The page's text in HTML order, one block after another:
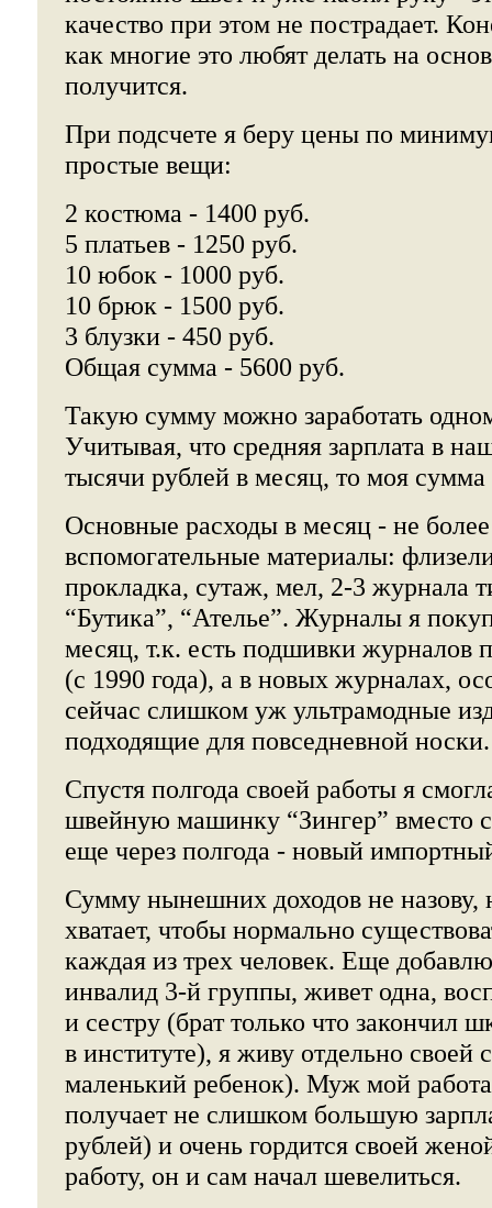
качество при этом не пострадает.
как многие это любят делать на
получится.
При подсчете я беру цены по
простые вещи:
2 костюма - 1400 руб.
5 платьев - 1250 руб.
10 юбок - 1000 руб.
10 брюк - 1500 руб.
3 блузки - 450 руб.
Общая сумма - 5600 руб.
Такую сумму можно заработать
Учитывая, что средняя зарплата в
тысячи рублей в месяц, то моя
Основные расходы в месяц - не
вспомогательные материалы:
прокладка, сутаж, мел, 2-3 журнала
“Бутика”, “Ателье”. Журналы я
месяц, т.к. есть подшивки журналов
(с 1990 года), а в новых журналах,
сейчас слишком уж ультрамодные
подходящие для повседневной носки.
Спустя полгода своей работы я
швейную машинку “Зингер” вместо
еще через полгода - новый
Сумму нынешних доходов не назову,
хватает, чтобы нормально
каждая из трех человек. Еще
инвалид 3-й группы, живет одна,
и сестру (брат только что закончил
в институте), я живу отдельно
маленький ребенок). Муж мой
получает не слишком большую
рублей) и очень гордится своей
работу, он и сам начал шевелиться.